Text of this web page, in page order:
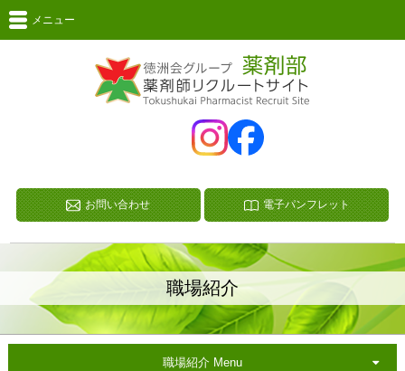
メニュー
お問い合わせ 電子パンフレット
職場紹介
職場紹介 Menu